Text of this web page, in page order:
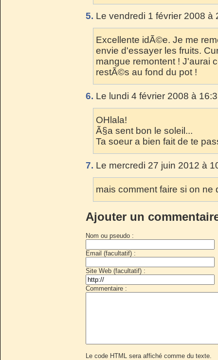
5. Le vendredi 1 février 2008 à
Excellente idÃ©e. Je me
envie d'essayer les fruits.
mangue remontent ! J'aurai
restÃ©s au fond du pot !
6. Le lundi 4 février 2008 à
OHlala!
Ã§a sent bon le soleil...
Ta soeur a bien fait de te
7. Le mercredi 27 juin 2012 à
mais comment faire si on ne
Ajouter un
Nom ou pseudo :
Email (facultatif) :
Site Web (facultatif) :
Commentaire :
Le code HTML sera affiché comme du texte.